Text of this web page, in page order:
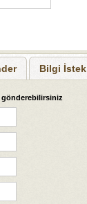
Bilgi İstek
gönderebilirsiniz